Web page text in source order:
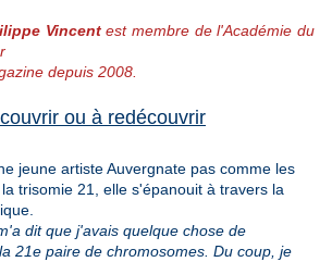
Vincentest membre de l'Académie du
depuis 2008.
ou à redécouvrir
jeune artiste Auvergnate pas comme les
trisomie 21, elle s'épanouit à travers la
dit que j'avais quelque chose de
21e paire de chromosomes. Du coup, je